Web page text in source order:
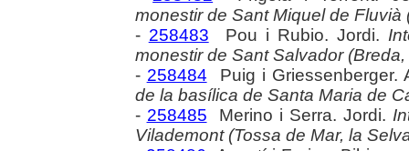
monestir de Sant Miquel de Fluvià
- 258483 Pou i Rubio. Jordi.
monestir de Sant Salvador
- 258484 Puig i Griessenberger.
de la basílica de Santa Maria de
- 258485 Merino i Serra. Jordi.
Vilademont (Tossa de Mar, la